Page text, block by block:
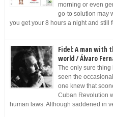
morning or even
go-to solution may
you get your 8 hours a night and
Fidel: A man with
world / Álvaro
The only sure thing
seen the
one knew that
Cuban Revolution
human laws. Although saddened in